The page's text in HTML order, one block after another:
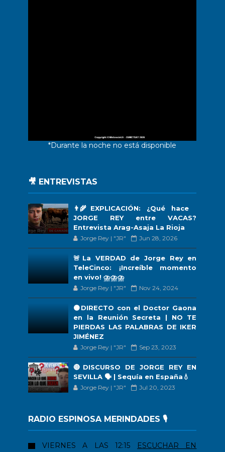
*Durante la noche no está disponible
🎥 ENTREVISTAS
👨‍🌾EXPLICACIÓN: ¿Qué hace
JORGE REY entre VACAS?
Entrevista Arag-Asaja La Rioja
Jorge Rey | "JR" Jun 28, 2026
🚨La VERDAD de Jorge Rey en
TeleCinco: ¡Increíble momento
en vivo! ⛈️⛈️⛈️
Jorge Rey | "JR" Nov 24, 2024
🟠DIRECTO con el Doctor Gaona
en la Reunión Secreta | NO TE
PIERDAS LAS PALABRAS DE IKER
JIMÉNEZ
Jorge Rey | "JR" Sep 23, 2023
🔴DISCURSO DE JORGE REY EN
SEVILLA 🗣 | Sequía en España💧
Jorge Rey | "JR" Jul 20, 2023
RADIO ESPINOSA MERINDADES 🎙️
VIERNES A LAS 12:15
ESCUCHAR EN